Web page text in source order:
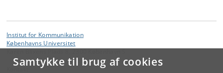
Samtykke til brug af cookies
Institut for Kommunikation
Københavns Universitet